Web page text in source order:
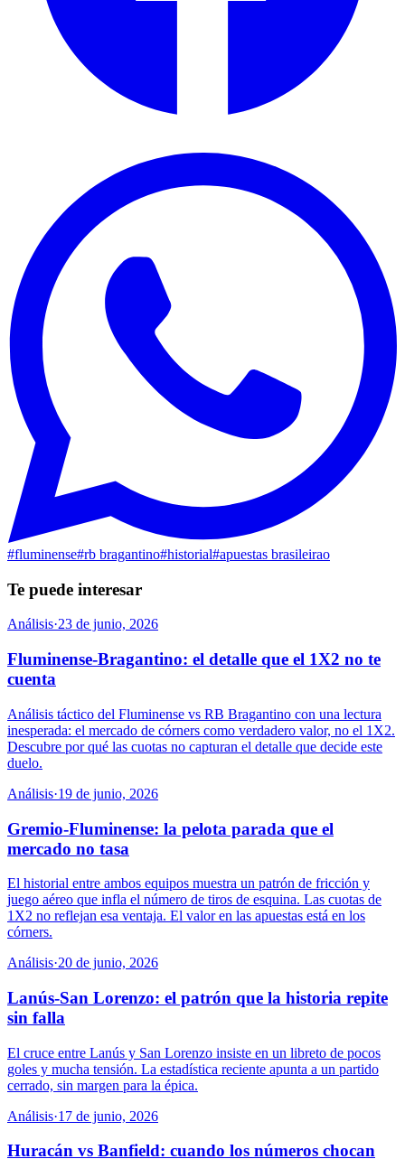
#fluminense#rb bragantino#historial#apuestas brasileirao
Te puede interesar
Análisis·23 de junio, 2026
Fluminense-Bragantino: el detalle que el 1X2 no te
cuenta
Análisis táctico del Fluminense vs RB Bragantino con una lectura
inesperada: el mercado de córners como verdadero valor, no el 1X2.
Descubre por qué las cuotas no capturan el detalle que decide este
duelo.
Análisis·19 de junio, 2026
Gremio-Fluminense: la pelota parada que el
mercado no tasa
El historial entre ambos equipos muestra un patrón de fricción y
juego aéreo que infla el número de tiros de esquina. Las cuotas de
1X2 no reflejan esa ventaja. El valor en las apuestas está en los
córners.
Análisis·20 de junio, 2026
Lanús-San Lorenzo: el patrón que la historia repite
sin falla
El cruce entre Lanús y San Lorenzo insiste en un libreto de pocos
goles y mucha tensión. La estadística reciente apunta a un partido
cerrado, sin margen para la épica.
Análisis·17 de junio, 2026
Huracán vs Banfield: cuando los números chocan